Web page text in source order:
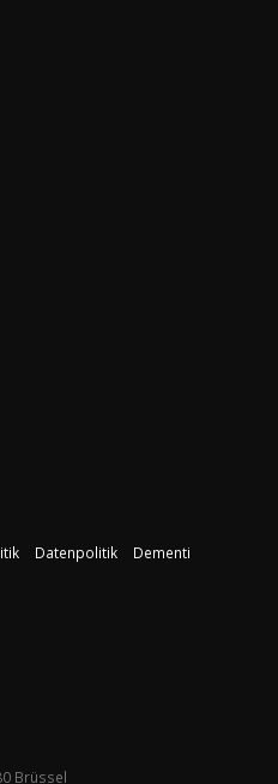
Datenpolitik
Dementi
Brüssel